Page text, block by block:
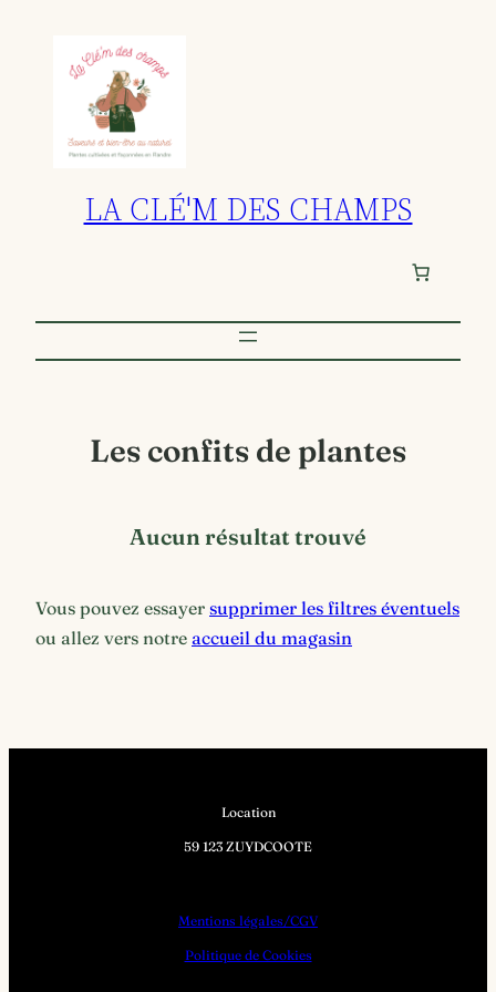
contenu
LA CLÉ'M DES CHAMPS
Les confits de plantes
Aucun résultat trouvé
Vous pouvez essayer supprimer les filtres éventuels
ou allez vers notre accueil du magasin
Location
59 123 ZUYDCOOTE
Mentions légales/CGV
Politique de Cookies